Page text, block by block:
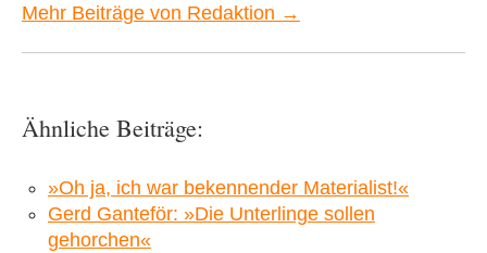
Mehr Beiträge von Redaktion →
Ähnliche Beiträge:
»Oh ja, ich war bekennender Materialist!«
Gerd Ganteför: »Die Unterlinge sollen
gehorchen«